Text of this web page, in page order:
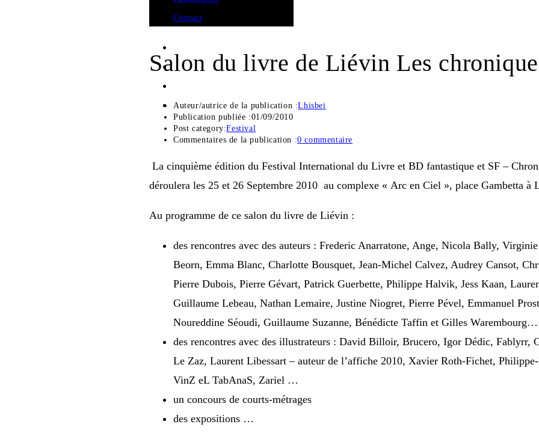
Contact
Salon du livre de Liévin Les
Auteur/autrice de la publication :Lhisbei
Publication publiée :01/09/2010
Post category:Festival
Commentaires de la publication :0 commentaire
La cinquième édition du Festival International du Livre et BD fantastique et SF –
déroulera les 25 et 26 Septembre 2010 au complexe « Arc en Ciel », place Gambetta à
Au programme de ce salon du livre de Liévin :
des rencontres avec des auteurs : Frederic Anarratone, Ange, Nicola Bally,
Beorn, Emma Blanc, Charlotte Bousquet, Jean-Michel Calvez, Audrey Cansot,
Pierre Dubois, Pierre Gévart, Patrick Guerbette, Philippe Halvik, Jess Kaan,
Guillaume Lebeau, Nathan Lemaire, Justine Niogret, Pierre Pével, Emmanuel
Noureddine Séoudi, Guillaume Suzanne, Bénédicte Taffin et Gilles Warembourg…
des rencontres avec des illustrateurs : David Billoir, Brucero, Igor Dédic, Fablyrr,
Le Zaz, Laurent Libessart – auteur de l’affiche 2010, Xavier Roth-Fichet,
VinZ eL TabAnaS, Zariel …
un concours de courts-métrages
des expositions …